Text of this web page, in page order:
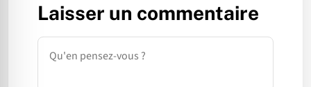
Laisser un commentaire
Commentaire